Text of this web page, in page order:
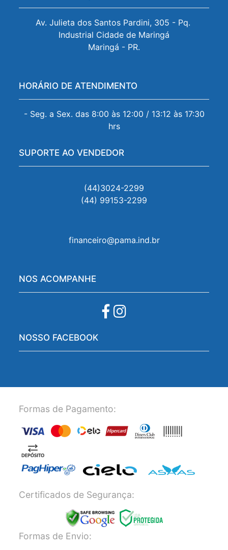
Av. Julieta dos Santos Pardini, 305 - Pq.
Industrial Cidade de Maringá
Maringá - PR.
HORÁRIO DE ATENDIMENTO
- Seg. a Sex. das 8:00 às 12:00 / 13:12 às 17:30
hrs
SUPORTE AO VENDEDOR
(44)3024-2299
(44) 99153-2299
financeiro@pama.ind.br
NOS ACOMPANHE
NOSSO FACEBOOK
Formas de Pagamento:
Certificados de Segurança:
Formas de Envio: